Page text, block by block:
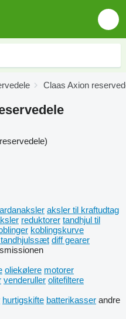
Claas Axion
aksler til kraftudtag
reduktorer tandhjul til
koblingskurve
diff gearer
oliekølere motorer
venderuller olitefiltere
hurtigskifte batterikasser andre